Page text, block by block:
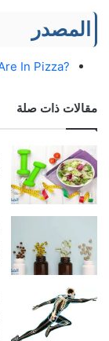
المصدر
?How Many Calories Are In Pizza
مقالات ذات صلة